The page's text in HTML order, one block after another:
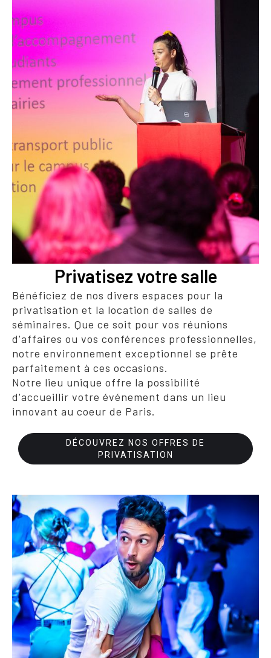
Privatisez votre salle
Bénéficiez de nos divers espaces pour la
privatisation et la location de salles de
séminaires. Que ce soit pour vos réunions
d'affaires ou vos conférences professionnelles,
notre environnement exceptionnel se prête
parfaitement à ces occasions.
Notre lieu unique offre la possibilité
d'accueillir votre événement dans un lieu
innovant au coeur de Paris.
DÉCOUVREZ NOS OFFRES DE
PRIVATISATION